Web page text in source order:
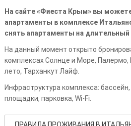
На сайте «Фиеста Крым» вы
апартаменты в комплексе
снять апартаменты на длительный
На данный момент открыто
комплексах Солнце и Море,
лето, Тарханкут Лайф.
Инфраструктура комплекса:
площадки, парковка, Wi-Fi.